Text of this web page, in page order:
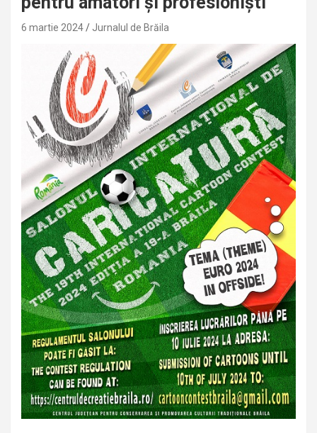
6 martie 2024 Jurnalul de Brăila